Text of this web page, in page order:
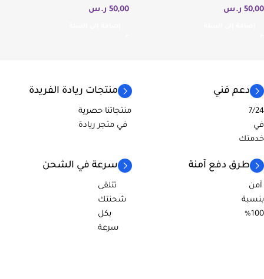
50,00 ر.س 50,00 ر.س
دعم فني
7/24
في
خدمتك
منتجات ريادة الفريدة
منتجاتنا حصرية
في متجر ريادة
طرق دفع آمنة
آمن
بنسبة
100%
سرعة في الشحن
تتلقى
شحنتك
بكل
سرعة